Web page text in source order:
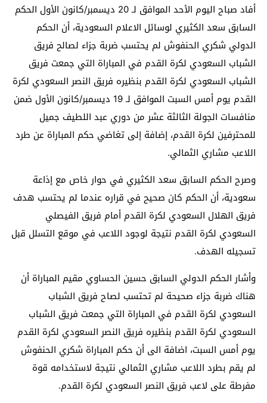
أفاد صباح اليوم الأحد الموافق لـ 20 ديسمبر/كانون الأول الحكم
السابق سعد الكثيري لوسائل الاعلام السعودية، أن الحكم
الدولي شكري الحنفوش لم يحتسب ضربة جزاء لصالح فريق
الشباب السعودي لكرة القدم في المباراة التي جمعت فريق
الشباب السعودي لكرة القدم بنظيره فريق النصر السعودي لكرة
القدم يوم أمس السبت الموافق لـ 19 ديسمبر/كانون الأول ضمن
منافسات الجولة الثالثة عشر من دوري عبد اللطيف جميل
للمحترفين لكرة القدم، إضافة إلى تغاضي حكم المباراة عن طرد
اللاعب مشاري الثمالي.
وصرح الحكم السابق سعد الكثيري في حوار خاص مع إذاعة
سعودية، أن الحكم كان صحيح في قراره عندما لم يحتسب هدف
فريق الهلال السعودي لكرة القدم أمام فريق الفيصلي
السعودي لكرة القدم نتيجة لوجود اللاعب في موقع التسلل قبل
تسجيله الهدف.
وأشار الحكم الدولي السابق حسين الحساوي مقيم المباراة أن
هناك ضربة جزاء صحيحة لم تحتسب لصاح فريق الشباب
السعودي لكرة القدم في المباراة التي جمعت فريق الشباب
السعودي لكرة القدم بنظيره فريق النصر السعودي لكرة القدم
يوم أمس السبت، اضافة الى أن حكم المباراة شكري الحنفوش
لم يقم بطرد اللاعب مشاري الثمالي نتيجة لاستخدامه قوة
مفرطة على لاعب فريق النصر السعودي لكرة القدم.